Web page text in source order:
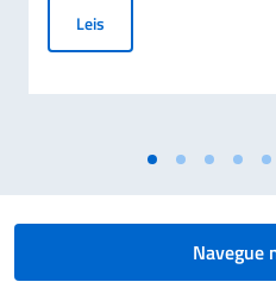
Leis
Navegue